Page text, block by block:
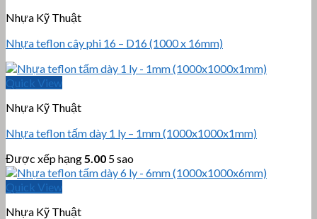
Nhựa Kỹ Thuật
Nhựa teflon cây phi 16 – D16 (1000 x 16mm)
Quick View
Nhựa Kỹ Thuật
Nhựa teflon tấm dày 1 ly – 1mm (1000x1000x1mm)
Được xếp hạng 5.00 5 sao
Quick View
Nhựa Kỹ Thuật